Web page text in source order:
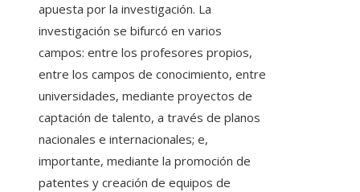
apuesta por la investigación. La
investigación se bifurcó en varios
campos: entre los profesores propios,
entre los campos de conocimiento, entre
universidades, mediante proyectos de
captación de talento, a través de planos
nacionales e internacionales; e,
importante, mediante la promoción de
patentes y creación de equipos de